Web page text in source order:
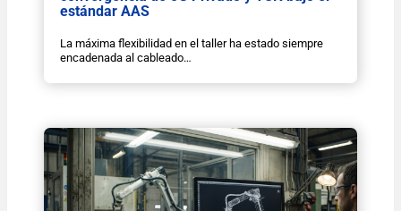
estándar AAS
La máxima flexibilidad en el taller ha estado siempre
encadenada al cableado…